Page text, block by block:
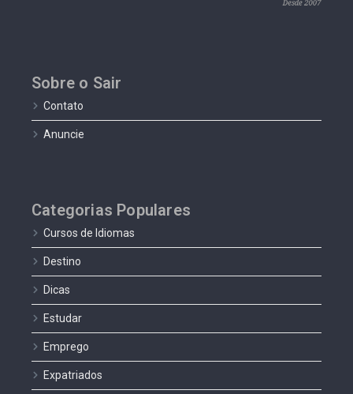
Sobre o Sair
Contato
Anuncie
Categorias Populares
Cursos de Idiomas
Destino
Dicas
Estudar
Emprego
Expatriados